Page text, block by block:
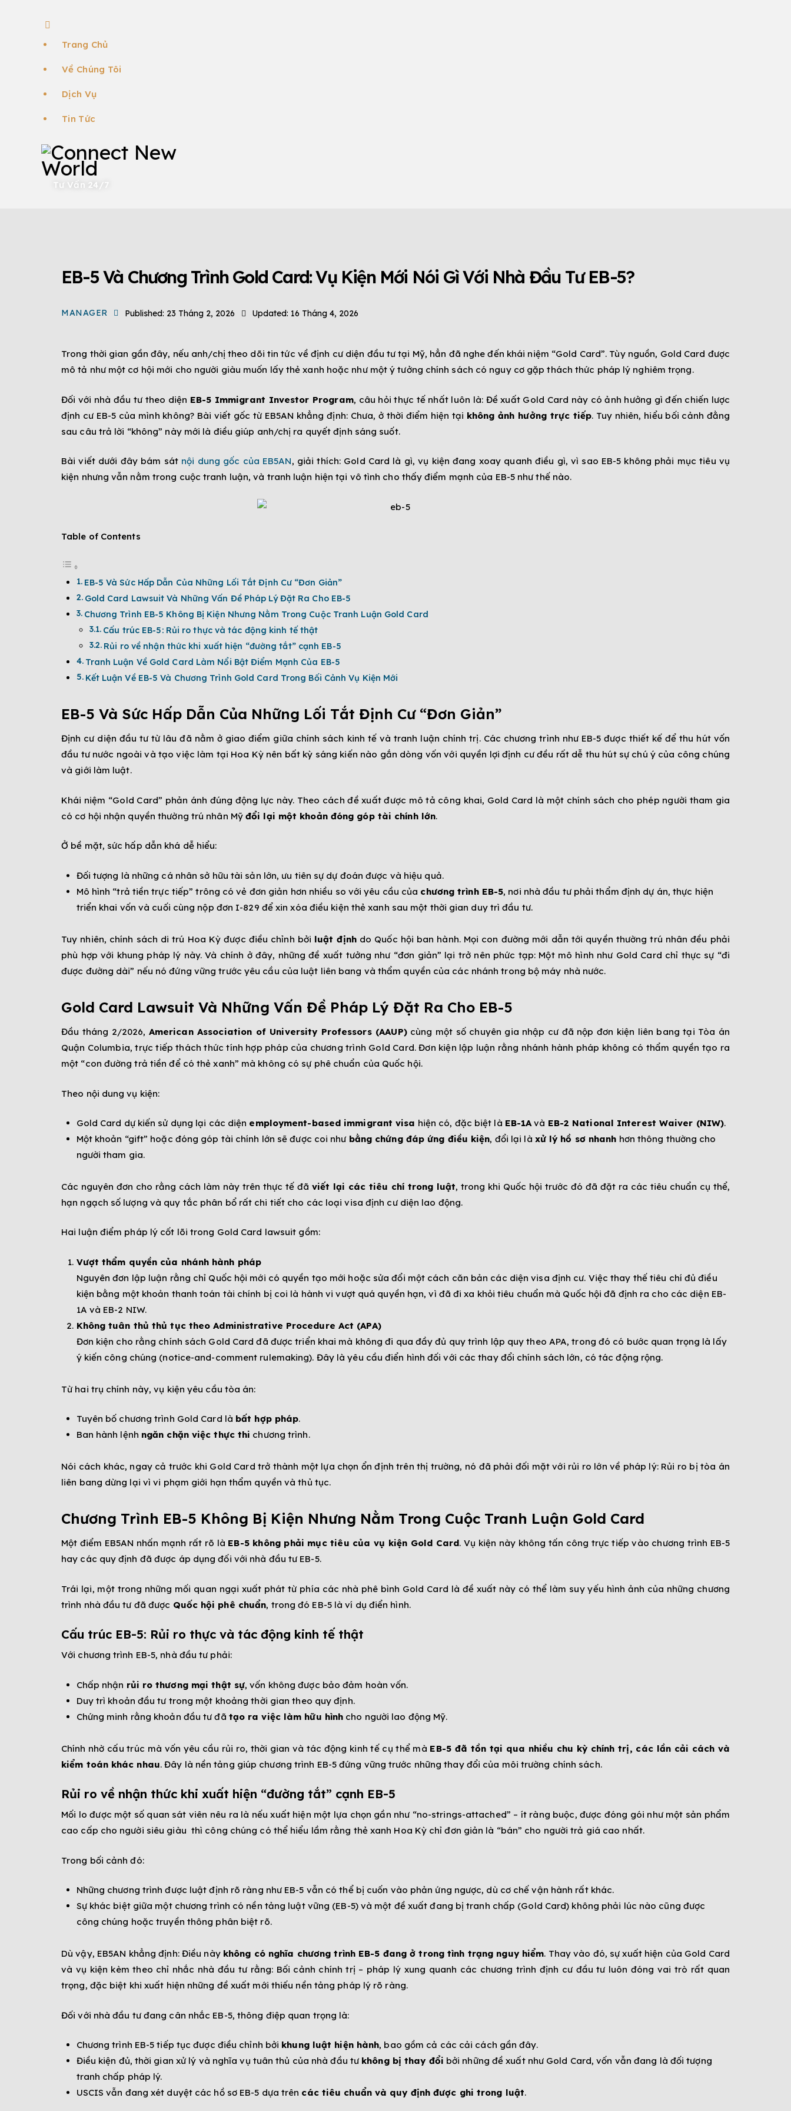
Trang Chủ
Về Chúng Tôi
Dịch Vụ
Tin Tức
Tư Vấn 24/7
EB-5 Và Chương Trình Gold Card: Vụ Kiện Mới Nói Gì Với Nhà Đầu Tư EB-5?
MANAGER Published: 23 Tháng 2, 2026 Updated: 16 Tháng 4, 2026
Trong thời gian gần đây, nếu anh/chị theo dõi tin tức về định cư diện đầu tư tại Mỹ, hẳn đã nghe đến khái niệm “Gold Card”. Tùy nguồn, Gold Card được
mô tả như một cơ hội mới cho người giàu muốn lấy thẻ xanh hoặc như một ý tưởng chính sách có nguy cơ gặp thách thức pháp lý nghiêm trọng.
Đối với nhà đầu tư theo diện EB-5 Immigrant Investor Program, câu hỏi thực tế nhất luôn là: Đề xuất Gold Card này có ảnh hưởng gì đến chiến lược
định cư EB-5 của mình không? Bài viết gốc từ EB5AN khẳng định: Chưa, ở thời điểm hiện tại không ảnh hưởng trực tiếp. Tuy nhiên, hiểu bối cảnh đằng
sau câu trả lời “không” này mới là điều giúp anh/chị ra quyết định sáng suốt.
Bài viết dưới đây bám sát nội dung gốc của EB5AN, giải thích: Gold Card là gì, vụ kiện đang xoay quanh điều gì, vì sao EB-5 không phải mục tiêu vụ
kiện nhưng vẫn nằm trong cuộc tranh luận, và tranh luận hiện tại vô tình cho thấy điểm mạnh của EB-5 như thế nào.
Table of Contents
EB-5 Và Sức Hấp Dẫn Của Những Lối Tắt Định Cư “Đơn Giản”
Gold Card Lawsuit Và Những Vấn Đề Pháp Lý Đặt Ra Cho EB-5
Chương Trình EB-5 Không Bị Kiện Nhưng Nằm Trong Cuộc Tranh Luận Gold Card
Cấu trúc EB-5: Rủi ro thực và tác động kinh tế thật
Rủi ro về nhận thức khi xuất hiện “đường tắt” cạnh EB-5
Tranh Luận Về Gold Card Làm Nổi Bật Điểm Mạnh Của EB-5
Kết Luận Về EB-5 Và Chương Trình Gold Card Trong Bối Cảnh Vụ Kiện Mới
EB-5 Và Sức Hấp Dẫn Của Những Lối Tắt Định Cư “Đơn Giản”
Định cư diện đầu tư từ lâu đã nằm ở giao điểm giữa chính sách kinh tế và tranh luận chính trị. Các chương trình như EB-5 được thiết kế để thu hút vốn
đầu tư nước ngoài và tạo việc làm tại Hoa Kỳ nên bất kỳ sáng kiến nào gắn dòng vốn với quyền lợi định cư đều rất dễ thu hút sự chú ý của công chúng
và giới làm luật.
Khái niệm “Gold Card” phản ánh đúng động lực này. Theo cách đề xuất được mô tả công khai, Gold Card là một chính sách cho phép người tham gia
có cơ hội nhận quyền thường trú nhân Mỹđổi lại một khoản đóng góp tài chính lớn.
Ở bề mặt, sức hấp dẫn khá dễ hiểu:
Đối tượng là những cá nhân sở hữu tài sản lớn, ưu tiên sự dự đoán được và hiệu quả.
Mô hình “trả tiền trực tiếp” trông có vẻ đơn giản hơn nhiều so với yêu cầu của chương trình EB-5, nơi nhà đầu tư phải thẩm định dự án, thực hiện
triển khai vốn và cuối cùng nộp đơn I-829 để xin xóa điều kiện thẻ xanh sau một thời gian duy trì đầu tư.
Tuy nhiên, chính sách di trú Hoa Kỳ được điều chỉnh bởi luật địnhdo Quốc hội ban hành. Mọi con đường mới dẫn tới quyền thường trú nhân đều phải
phù hợp với khung pháp lý này. Và chính ở đây, những đề xuất tưởng như “đơn giản” lại trở nên phức tạp: Một mô hình như Gold Card chỉ thực sự “đi
được đường dài” nếu nó đứng vững trước yêu cầu của luật liên bang và thẩm quyền của các nhánh trong bộ máy nhà nước.
Gold Card Lawsuit Và Những Vấn Đề Pháp Lý Đặt Ra Cho EB-5
Đầu tháng 2/2026, American Association of University Professors (AAUP)cùng một số chuyên gia nhập cư đã nộp đơn kiện liên bang tại Tòa án
Quận Columbia, trực tiếp thách thức tính hợp pháp của chương trình Gold Card. Đơn kiện lập luận rằng nhánh hành pháp không có thẩm quyền tạo ra
một “con đường trả tiền để có thẻ xanh” mà không có sự phê chuẩn của Quốc hội.
Theo nội dung vụ kiện:
Gold Card dự kiến sử dụng lại các diện employment-based immigrant visa hiện có, đặc biệt là EB-1Avà EB-2 National Interest Waiver (NIW).
Một khoản “gift” hoặc đóng góp tài chính lớn sẽ được coi như bằng chứng đáp ứng điều kiện, đổi lại là xử lý hồ sơ nhanh hơn thông thường cho
người tham gia.
Các nguyên đơn cho rằng cách làm này trên thực tế đã viết lại các tiêu chí trong luật, trong khi Quốc hội trước đó đã đặt ra các tiêu chuẩn cụ thể,
hạn ngạch số lượng và quy tắc phân bổ rất chi tiết cho các loại visa định cư diện lao động.
Hai luận điểm pháp lý cốt lõi trong Gold Card lawsuit gồm:
Vượt thẩm quyền của nhánh hành pháp
Nguyên đơn lập luận rằng chỉ Quốc hội mới có quyền tạo mới hoặc sửa đổi một cách căn bản các diện visa định cư. Việc thay thế tiêu chí đủ điều
kiện bằng một khoản thanh toán tài chính bị coi là hành vi vượt quá quyền hạn, vì đã đi xa khỏi tiêu chuẩn mà Quốc hội đã định ra cho các diện EB-
1A và EB-2 NIW.
Không tuân thủ thủ tục theo Administrative Procedure Act (APA)
Đơn kiện cho rằng chính sách Gold Card đã được triển khai mà không đi qua đầy đủ quy trình lập quy theo APA, trong đó có bước quan trọng là lấy
ý kiến công chúng (notice-and-comment rulemaking). Đây là yêu cầu điển hình đối với các thay đổi chính sách lớn, có tác động rộng.
Từ hai trụ chính này, vụ kiện yêu cầu tòa án:
Tuyên bố chương trình Gold Card là bất hợp pháp.
Ban hành lệnh ngăn chặn việc thực thi chương trình.
Nói cách khác, ngay cả trước khi Gold Card trở thành một lựa chọn ổn định trên thị trường, nó đã phải đối mặt với rủi ro lớn về pháp lý: Rủi ro bị tòa án
liên bang dừng lại vì vi phạm giới hạn thẩm quyền và thủ tục.
Chương Trình EB-5 Không Bị Kiện Nhưng Nằm Trong Cuộc Tranh Luận Gold Card
Một điểm EB5AN nhấn mạnh rất rõ là EB-5 không phải mục tiêu của vụ kiện Gold Card. Vụ kiện này không tấn công trực tiếp vào chương trình EB-5
hay các quy định đã được áp dụng đối với nhà đầu tư EB-5.
Trái lại, một trong những mối quan ngại xuất phát từ phía các nhà phê bình Gold Card là đề xuất này có thể làm suy yếu hình ảnh của những chương
trình nhà đầu tư đã được Quốc hội phê chuẩn, trong đó EB-5 là ví dụ điển hình.
Cấu trúc EB-5: Rủi ro thực và tác động kinh tế thật
Với chương trình EB-5, nhà đầu tư phải:
Chấp nhận rủi ro thương mại thật sự, vốn không được bảo đảm hoàn vốn.
Duy trì khoản đầu tư trong một khoảng thời gian theo quy định.
Chứng minh rằng khoản đầu tư đã tạo ra việc làm hữu hình cho người lao động Mỹ.
Chính nhờ cấu trúc mà vốn yêu cầu rủi ro, thời gian và tác động kinh tế cụ thể mà EB-5 đã tồn tại qua nhiều chu kỳ chính trị, các lần cải cách và
kiểm toán khác nhau. Đây là nền tảng giúp chương trình EB-5 đứng vững trước những thay đổi của môi trường chính sách.
Rủi ro về nhận thức khi xuất hiện “đường tắt” cạnh EB-5
Mối lo được một số quan sát viên nêu ra là nếu xuất hiện một lựa chọn gần như “no-strings-attached” – ít ràng buộc, được đóng gói như một sản phẩm
cao cấp cho người siêu giàu thì công chúng có thể hiểu lầm rằng thẻ xanh Hoa Kỳ chỉ đơn giản là “bán” cho người trả giá cao nhất.
Trong bối cảnh đó:
Những chương trình được luật định rõ ràng như EB-5 vẫn có thể bị cuốn vào phản ứng ngược, dù cơ chế vận hành rất khác.
Sự khác biệt giữa một chương trình có nền tảng luật vững (EB-5) và một đề xuất đang bị tranh chấp (Gold Card) không phải lúc nào cũng được
công chúng hoặc truyền thông phân biệt rõ.
Dù vậy, EB5AN khẳng định: Điều này không có nghĩa chương trình EB-5 đang ở trong tình trạng nguy hiểm. Thay vào đó, sự xuất hiện của Gold Card
và vụ kiện kèm theo chỉ nhắc nhà đầu tư rằng: Bối cảnh chính trị – pháp lý xung quanh các chương trình định cư đầu tư luôn đóng vai trò rất quan
trọng, đặc biệt khi xuất hiện những đề xuất mới thiếu nền tảng pháp lý rõ ràng.
Đối với nhà đầu tư đang cân nhắc EB-5, thông điệp quan trọng là:
Chương trình EB-5 tiếp tục được điều chỉnh bởi khung luật hiện hành, bao gồm cả các cải cách gần đây.
Điều kiện đủ, thời gian xử lý và nghĩa vụ tuân thủ của nhà đầu tư không bị thay đổi bởi những đề xuất như Gold Card, vốn vẫn đang là đối tượng
tranh chấp pháp lý.
USCIS vẫn đang xét duyệt các hồ sơ EB-5 dựa trên các tiêu chuẩn và quy định được ghi trong luật.